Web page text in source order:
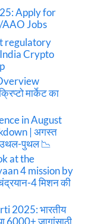
Apply for
Jobs
regulatory
Crypto
मार्केट का
in August
| अगस्त
उथल-पुथल 📉
at the
4 mission by
4 मिशन की
2025: भारतीय